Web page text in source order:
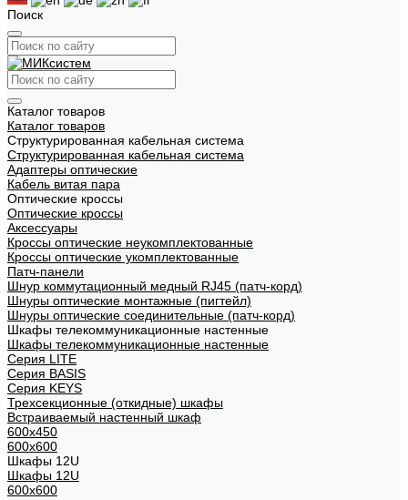
Поиск
Каталог товаров
Каталог товаров
Структурированная кабельная система
Структурированная кабельная система
Адаптеры оптические
Кабель витая пара
Оптические кроссы
Оптические кроссы
Аксессуары
Кроссы оптические неукомплектованные
Кроссы оптические укомплектованные
Патч-панели
Шнур коммутационный медный RJ45 (патч-корд)
Шнуры оптические монтажные (пигтейл)
Шнуры оптические соединительные (патч-корд)
Шкафы телекоммуникационные настенные
Шкафы телекоммуникационные настенные
Cерия LITE
Cерия BASIS
Cерия KEYS
Трехсекционные (откидные) шкафы
Встраиваемый настенный шкаф
600x450
600x600
Шкафы 12U
Шкафы 12U
600x600